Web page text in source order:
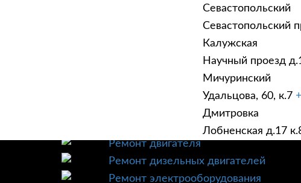
Севастопольский
Севастопольский
Калужская
Научный проезд
Мичуринский
Удальцова, 60, к.7
Дмитровка
Лобненская д.17
УСЛУГИ
Техническое обслуживание
Ремонт трансмиссии
Ремонт двигателя
Ремонт дизельных двигателей
Ремонт электрооборудования